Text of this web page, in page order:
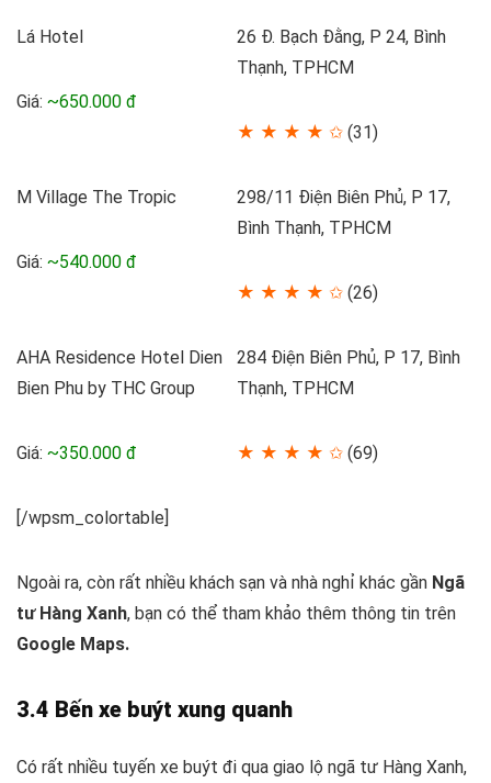
Lá Hotel
Giá: ~650.000 đ
26 Đ. Bạch Đằng, P 24, Bình
Thạnh, TPHCM
★ ★ ★ ★ ✩ (31)
M Village The Tropic
Giá: ~540.000 đ
298/11 Điện Biên Phủ, P 17,
Bình Thạnh, TPHCM
★ ★ ★ ★ ✩ (26)
AHA Residence Hotel Dien
Bien Phu by THC Group
Giá: ~350.000 đ
284 Điện Biên Phủ, P 17, Bình
Thạnh, TPHCM
★ ★ ★ ★ ✩ (69)
[/wpsm_colortable]
Ngoài ra, còn rất nhiều khách sạn và nhà nghỉ khác gần Ngã
tư Hàng Xanh, bạn có thể tham khảo thêm thông tin trên
Google Maps.
3.4 Bến xe buýt xung quanh
Có rất nhiều tuyến xe buýt đi qua giao lộ ngã tư Hàng Xanh,